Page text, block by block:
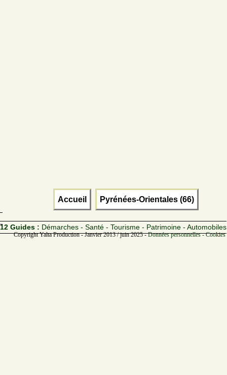
Accueil Pyrénées-Orientales (66)
12 Guides : Démarches - Santé - Tourisme - Patrimoine - Automobiles
Copyright Yalta Production - Janvier 2013 / juin 2025 -Données personnelles -